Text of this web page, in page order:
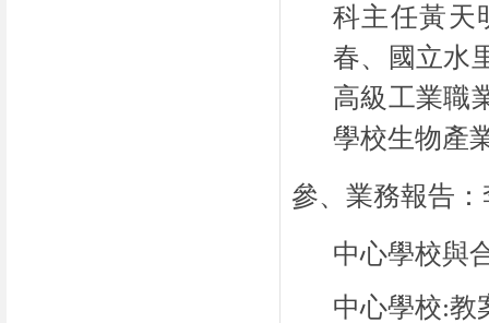
科主任黃天
春、國立水
高級工業職
學校生物產
參、業務報告
中心學校與
中心學校:教